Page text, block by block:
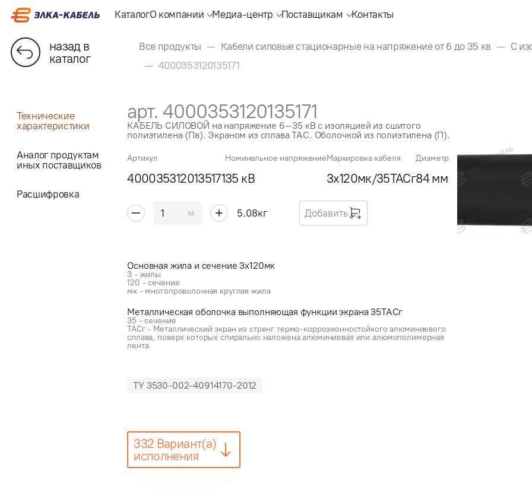
КаталогО компании Медиа-центр Поставщикам Контакты
назад в
каталог
Все продукты Кабели силовые стационарные на напряжение от 6 до 35 кв С
4000353120135171
Технические
характеристики
Аналог продуктам
иных поставщиков
Расшифровка
арт. 4000353120135171
КАБЕЛЬ СИЛОВОЙ на напряжение 6–35 кВ с изоляцией из сшитого
полиэтилена (Пв). Экраном из сплава ТАС. Оболочкой из полиэтилена (П).
Артикул
4000353120135171
Номинальное напряжение
35 кВ
Маркировка кабеля
3x120мк/35ТАСг
Диаметр
84 мм
м 5.08кг Добавить
Основная жила и сечение 3x120мк
3 - жилы
120 - сечение
мк - многопроволочная круглая жила
Металлическая оболочка выполняющая функции экрана 35ТАСг
35 - сечение
ТАСг - Металлический экран из стренг термо-коррозионностойкого алюминиевого
сплава, поверх которых спирально наложена алюминиевая или алюмополимерная
лента
ТУ 3530-002-40914170-2012
332 Вариант(а)
исполнения